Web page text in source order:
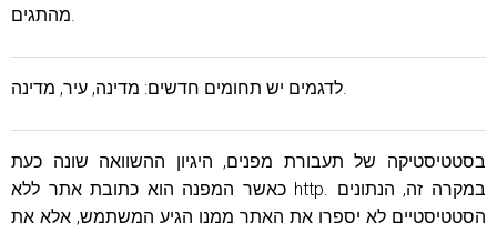
מהתגים.
לדגמים יש תחומים חדשים: מדינה, עיר, מדינה.
בסטטיסטיקה של תעבורת מפנים, היגיון ההשוואה שונה כעת
כאשר המפנה הוא כתובת אתר ללא http. במקרה זה, הנתונים
הסטטיסטיים לא יספרו את האתר ממנו הגיע המשתמש, אלא את